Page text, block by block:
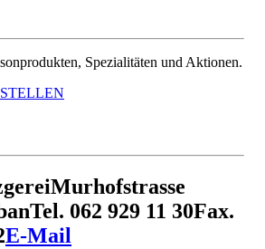
Spezialitäten und Aktionen.
Murhofstrasse
Tel. 062 929 11 30Fax.
E-Mail